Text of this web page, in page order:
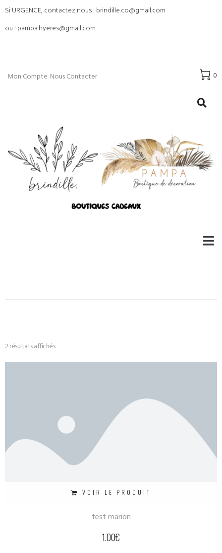
Si URGENCE, contactez nous : brindille.co@gmail.com
ou : pampa.hyeres@gmail.com
Mon Compte Nous Contacter 0
2 résultats affichés
VOIR LE PRODUIT
test marion
1.00€